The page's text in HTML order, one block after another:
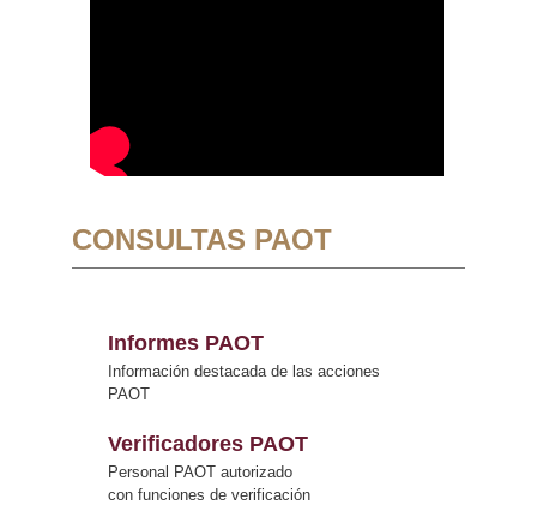
CONSULTAS PAOT
Informes PAOT
Información destacada de las acciones
PAOT
Verificadores PAOT
Personal PAOT autorizado
con funciones de verificación